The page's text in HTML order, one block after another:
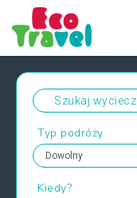
Typ podróży
Kiedy?